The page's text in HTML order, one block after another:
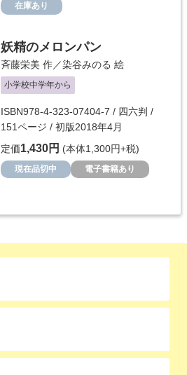
在庫あり
妖精のメロンパン
斉藤栄美 作／染谷みのる 絵
小学校中学年から
ISBN978-4-323-07404-7 / 四六判 /
151ページ / 初版2018年4月
定価1,430円 (本体1,300円+税)
現在品切中 電子書籍あり